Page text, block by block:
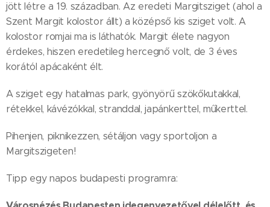
jött létre a 19. században. Az eredeti Margitsziget (ahol a
Szent Margit kolostor állt) a középső kis sziget volt. A
kolostor romjai ma is láthatók. Margit élete nagyon
érdekes, hiszen eredetileg hercegnő volt, de 3 éves
korától apácaként élt.
A sziget egy hatalmas park, gyönyörű szökőkutakkal,
rétekkel, kávézókkal, stranddal, japánkerttel, műkerttel.
Pihenjen, piknikezzen, sétáljon vagy sportoljon a
Margitszigeten!
Tipp egy napos budapesti programra: